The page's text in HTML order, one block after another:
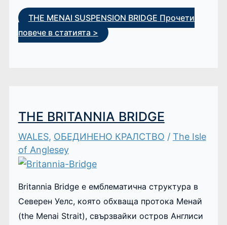
THE MENAI SUSPENSION BRIDGE Прочети
повече в статията >
THE BRITANNIA BRIDGE
WALES, ОБЕДИНЕНО КРАЛСТВО / The Isle
of Anglesey
Britannia Bridge е емблематична структура в
Северен Уелс, която обхваща протока Менай
(the Menai Strait), свързвайки остров Англиси